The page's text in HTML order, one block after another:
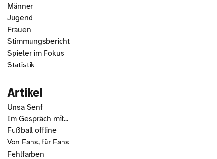
Männer
Jugend
Frauen
Stimmungsbericht
Spieler im Fokus
Statistik
Artikel
Unsa Senf
Im Gespräch mit...
Fußball offline
Von Fans, für Fans
Fehlfarben